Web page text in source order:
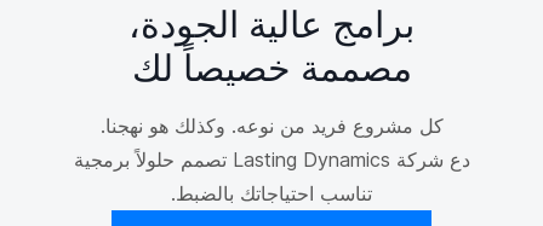
برامج عالية الجودة،
مصممة خصيصاً لك
كل مشروع فريد من نوعه. وكذلك هو نهجنا.
دع شركة Lasting Dynamics تصمم حلولاً برمجية
تناسب احتياجاتك بالضبط.